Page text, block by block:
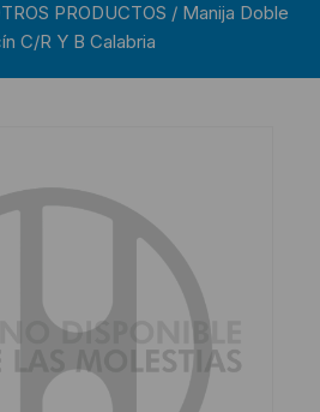
PRODUCTOS / Manija Doble
C/R Y B Calabria